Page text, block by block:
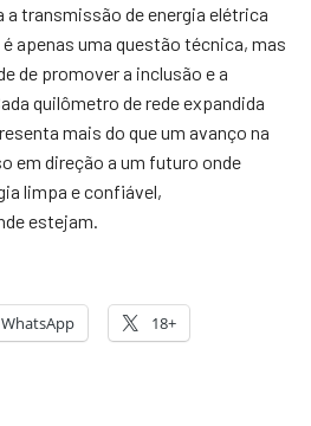
transmissão de energia elétrica
apenas uma questão técnica, mas
de promover a inclusão e a
quilômetro de rede expandida
mais do que um avanço na
em direção a um futuro onde
limpa e confiável,
estejam.
WhatsApp 18+